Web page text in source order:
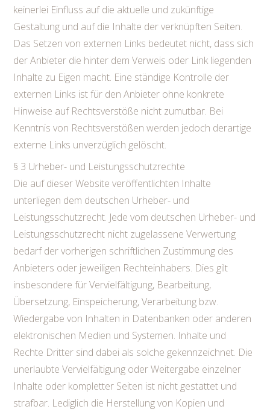
keinerlei Einfluss auf die aktuelle und zukünftige
Gestaltung und auf die Inhalte der verknüpften Seiten.
Das Setzen von externen Links bedeutet nicht, dass sich
der Anbieter die hinter dem Verweis oder Link liegenden
Inhalte zu Eigen macht. Eine ständige Kontrolle der
externen Links ist für den Anbieter ohne konkrete
Hinweise auf Rechtsverstöße nicht zumutbar. Bei
Kenntnis von Rechtsverstößen werden jedoch derartige
externe Links unverzüglich gelöscht.
§ 3 Urheber- und Leistungsschutzrechte
Die auf dieser Website veröffentlichten Inhalte
unterliegen dem deutschen Urheber- und
Leistungsschutzrecht. Jede vom deutschen Urheber- und
Leistungsschutzrecht nicht zugelassene Verwertung
bedarf der vorherigen schriftlichen Zustimmung des
Anbieters oder jeweiligen Rechteinhabers. Dies gilt
insbesondere für Vervielfältigung, Bearbeitung,
Übersetzung, Einspeicherung, Verarbeitung bzw.
Wiedergabe von Inhalten in Datenbanken oder anderen
elektronischen Medien und Systemen. Inhalte und
Rechte Dritter sind dabei als solche gekennzeichnet. Die
unerlaubte Vervielfältigung oder Weitergabe einzelner
Inhalte oder kompletter Seiten ist nicht gestattet und
strafbar. Lediglich die Herstellung von Kopien und